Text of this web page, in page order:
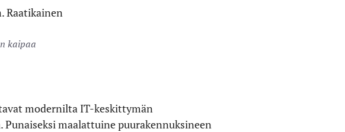
kaipaa
modernilta IT-keskittymän
maalattuine puurakennuksineen